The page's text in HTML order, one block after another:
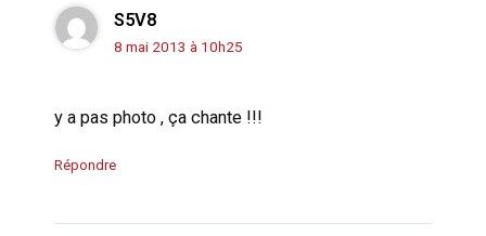
S5V8
8 mai 2013 à 10h25
y a pas photo , ça chante !!!
Répondre